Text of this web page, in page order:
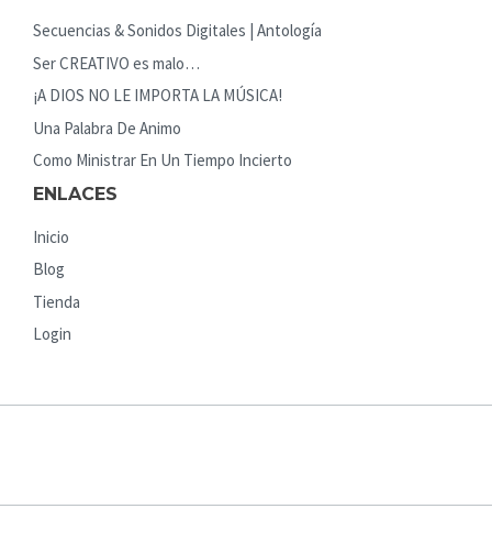
Secuencias & Sonidos Digitales | Antología
Ser CREATIVO es malo…
¡A DIOS NO LE IMPORTA LA MÚSICA!
Una Palabra De Animo
Como Ministrar En Un Tiempo Incierto
ENLACES
Inicio
Blog
Tienda
Login